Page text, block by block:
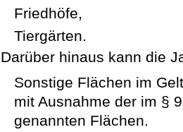
Friedhöfe,
Tiergärten.
hinaus kann die
Sonstige Flächen im
mit Ausnahme der im §
genannten Flächen.